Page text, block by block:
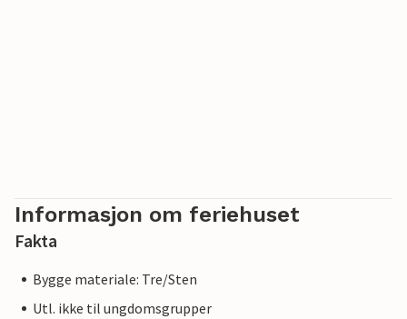
Informasjon om feriehuset
Fakta
Bygge materiale: Tre/Sten
Utl. ikke til ungdomsgrupper